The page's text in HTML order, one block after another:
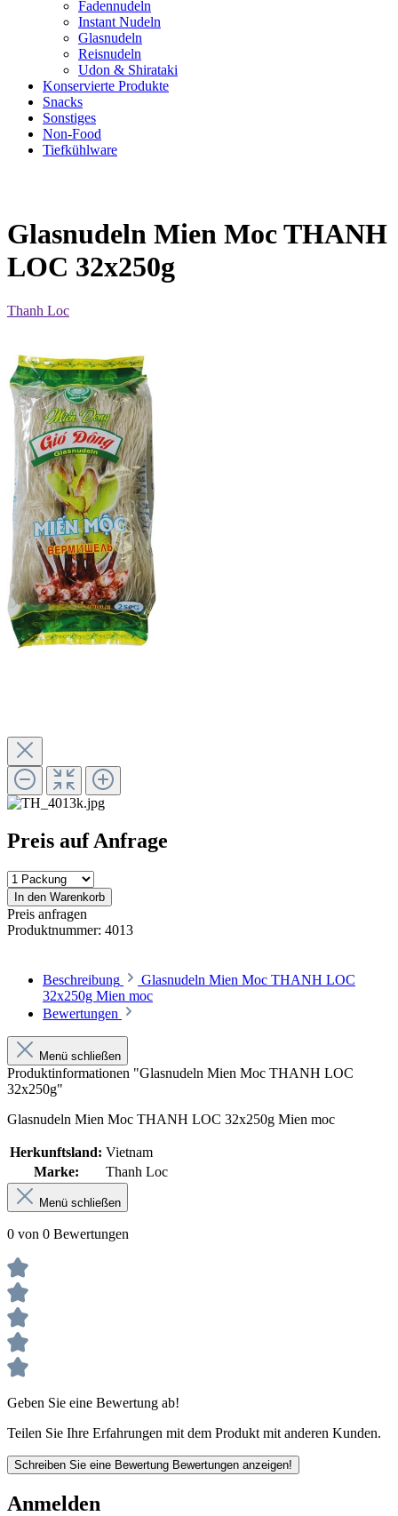
Fadennudeln
Instant Nudeln
Glasnudeln
Reisnudeln
Udon & Shirataki
Konservierte Produkte
Snacks
Sonstiges
Non-Food
Tiefkühlware
Glasnudeln Mien Moc THANH
LOC 32x250g
Thanh Loc
Preis auf Anfrage
In den Warenkorb
Preis anfragen
Produktnummer: 4013
Beschreibung
Glasnudeln Mien Moc THANH LOC
32x250g Mien moc
Bewertungen
Menü schließen
Produktinformationen "Glasnudeln Mien Moc THANH LOC
32x250g"
Glasnudeln Mien Moc THANH LOC 32x250g Mien moc
Herkunftsland: Vietnam
Marke:
Thanh Loc
Menü schließen
0 von 0 Bewertungen
Geben Sie eine Bewertung ab!
Teilen Sie Ihre Erfahrungen mit dem Produkt mit anderen Kunden.
Schreiben Sie eine Bewertung Bewertungen anzeigen!
Anmelden